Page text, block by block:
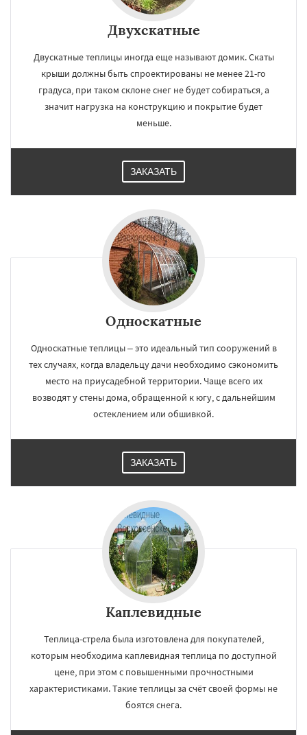
Двухскатные
Двускатные теплицы иногда еще называют домик. Скаты
крыши должны быть спроектированы не менее 21-го
градуса, при таком склоне снег не будет собираться, а
значит нагрузка на конструкцию и покрытие будет
меньше.
ЗАКАЗАТЬ
Односкатные
Односкатные теплицы – это идеальный тип сооружений в
тех случаях, когда владельцу дачи необходимо сэкономить
место на приусадебной территории. Чаще всего их
возводят у стены дома, обращенной к югу, с дальнейшим
остеклением или обшивкой.
ЗАКАЗАТЬ
Каплевидные
Теплица-стрела была изготовлена для покупателей,
которым необходима каплевидная теплица по доступной
цене, при этом с повышенными прочностными
характеристиками. Такие теплицы за счёт своей формы не
боятся снега.